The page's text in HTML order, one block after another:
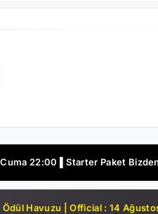
22:00 ▌Starter Paket
Ödül Havuzu | Official : 14